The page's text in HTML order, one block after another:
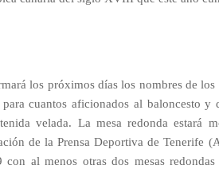
los próximos días los nombres de los
cuantos aficionados al baloncesto y
velada. La mesa redonda estará
de la Prensa Deportiva de Tenerife
con al menos otras dos mesas